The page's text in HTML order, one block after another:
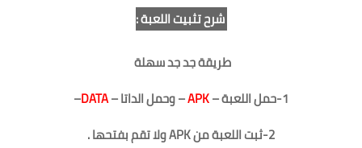
شرح تثبيت اللعبة :
طريقة جد جد سهلة
1-حمل اللعبة –
APK– وحمل الداتا –DATA
–
2-ثبت اللعبة من APK ولا تقم بفتحها .